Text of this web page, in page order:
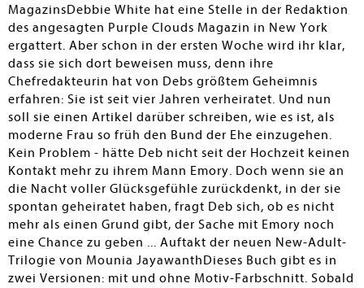
MagazinsDebbie White hat eine Stelle in der Redaktion
des angesagten Purple Clouds Magazin in New York
ergattert. Aber schon in der ersten Woche wird ihr klar,
dass sie sich dort beweisen muss, denn ihre
Chefredakteurin hat von Debs größtem Geheimnis
erfahren: Sie ist seit vier Jahren verheiratet. Und nun
soll sie einen Artikel darüber schreiben, wie es ist, als
moderne Frau so früh den Bund der Ehe einzugehen.
Kein Problem - hätte Deb nicht seit der Hochzeit keinen
Kontakt mehr zu ihrem Mann Emory. Doch wenn sie an
die Nacht voller Glücksgefühle zurückdenkt, in der sie
spontan geheiratet haben, fragt Deb sich, ob es nicht
mehr als einen Grund gibt, der Sache mit Emory noch
eine Chance zu geben ... Auftakt der neuen New-Adult-
Trilogie von Mounia JayawanthDieses Buch gibt es in
zwei Versionen: mit und ohne Motiv-Farbschnitt. Sobald